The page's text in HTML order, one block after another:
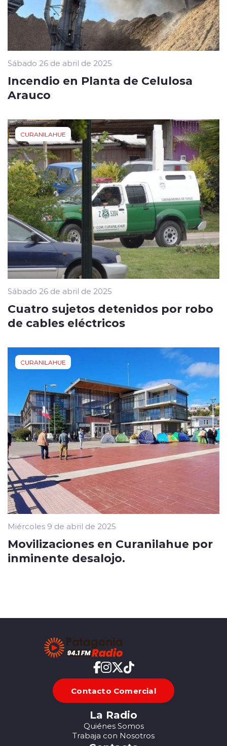
Sábado 26 de abril de 2025
Incendio en Planta de Celulosa
Arauco
CURANILAHUE
Sábado 26 de abril de 2025
Cuatro sujetos detenidos por robo
de cables eléctricos
CURANILAHUE
Miércoles 9 de abril de 2025
Movilizaciones en Curanilahue por
inminente desalojo.
Contacto Comercial
La Radio
Quiénes Somos
Trabaja con Nosotros